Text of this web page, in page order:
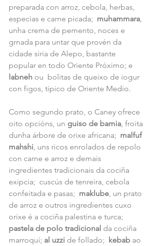
preparada con arroz, cebola, herbas,
especias e carne picada; muhammara
unha crema de pemento, noces e
grnada para untar que provén da
cidade siria de Alepo, bastante
popular en todo Oriente Próximo; e
labneh ou  bolitas de queixo de iogur
con figos, típico de Oriente Medio.
Como segundo prato, o Caney ofrece
oito opcións, un guiso de bamia , froita
dunha árbore de orixe africana; malfuf
mahshi , uns ricos enrolados de repolo
con carne e arroz e demais
ingredientes tradicionais da cociña
exipcia;  cuscús de tenreira, cebola
confeitada e pasas; maklube , un prato
de arroz e outros ingredientes cuxo
orixe é a cociña palestina e turca;
pastela de polo tradicional da cociña
marroquí; al uzzi de follado; kebab ao